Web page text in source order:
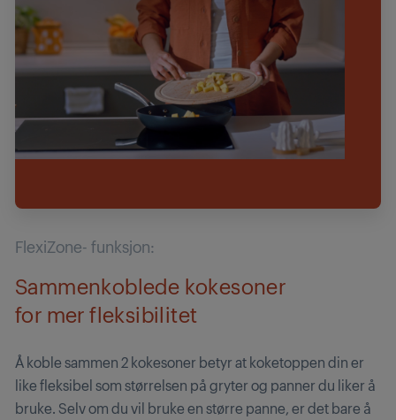
FlexiZone- funksjon:
Sammenkoblede kokesoner
for mer fleksibilitet
Å koble sammen 2 kokesoner betyr at koketoppen din er
like fleksibel som størrelsen på gryter og panner du liker å
bruke. Selv om du vil bruke en større panne, er det bare å